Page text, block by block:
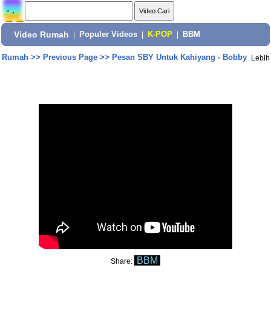
Video Rumah Populer Videos K-POP BBM
Rumah>> Previous Page>> Pesan SBY Untuk Kahiyang - Bobby Lebih
Share: BBM